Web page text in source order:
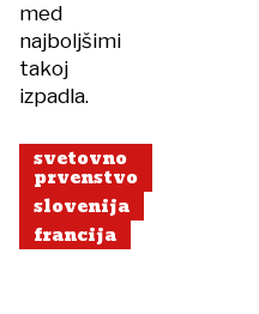
med
najboljšimi
takoj
izpadla.
svetovno
prvenstvo
slovenija
francija